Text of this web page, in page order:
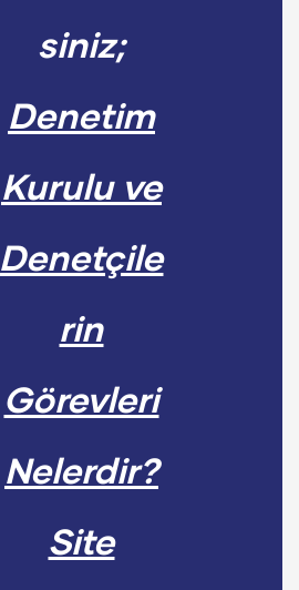
siniz;
Denetim
Kurulu ve
Denetçile
rin
Görevleri
Nelerdir?
Site